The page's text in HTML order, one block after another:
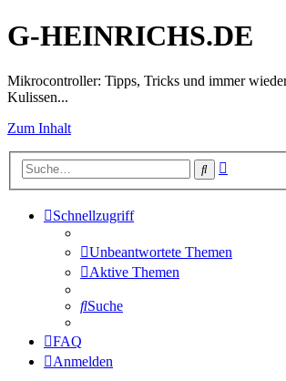
G-HEINRICHS.DE
Mikrocontroller: Tipps, Tricks und immer
Kulissen...
Zum Inhalt
Suche
Schnellzugriff
Unbeantwortete Themen
Aktive Themen
Suche
FAQ
Anmelden